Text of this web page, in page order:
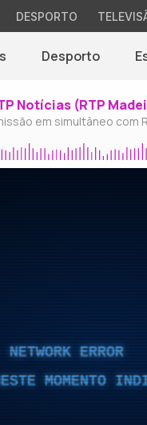
DESPORTO
Desporto
Notícias (RTP
em simultâneo com
ERROR
MOMENTO